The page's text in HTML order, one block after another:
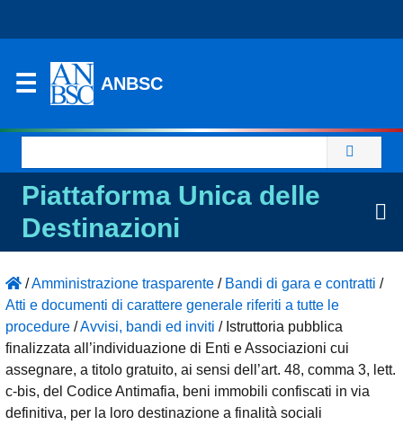
ANBSC
per:
Piattaforma Unica delle
Destinazioni
/Amministrazione trasparente / Bandi di gara e contratti /
Atti e documenti di carattere generale riferiti a tutte le
procedure /Avvisi, bandi ed inviti / Istruttoria pubblica
finalizzata all’individuazione di Enti e Associazioni cui
assegnare, a titolo gratuito, ai sensi dell’art. 48, comma 3, lett.
c-bis, del Codice Antimafia, beni immobili confiscati in via
definitiva, per la loro destinazione a finalità sociali